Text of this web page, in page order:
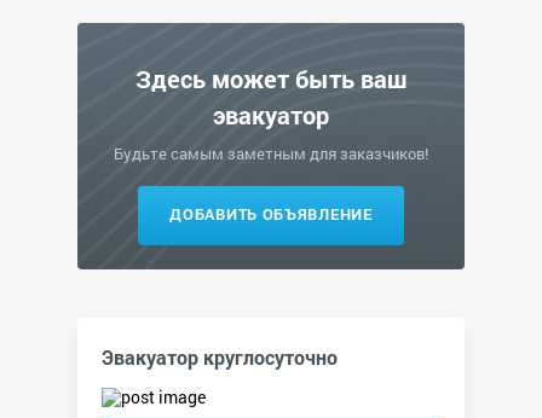
Здесь может быть ваш
эвакуатор
Будьте самым заметным для заказчиков!
ДОБАВИТЬ ОБЪЯВЛЕНИЕ
Эвакуатор круглосуточно